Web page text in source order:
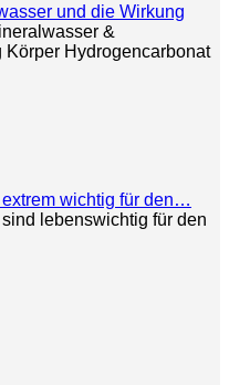
und die Wirkung
&
Körper Hydrogencarbonat
wichtig für den…
lebenswichtig für den